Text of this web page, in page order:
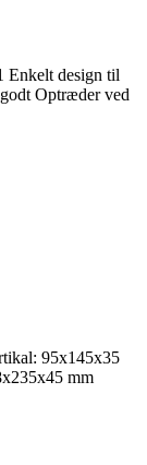
Enkelt design til
Optræder ved
95x145x35
mm